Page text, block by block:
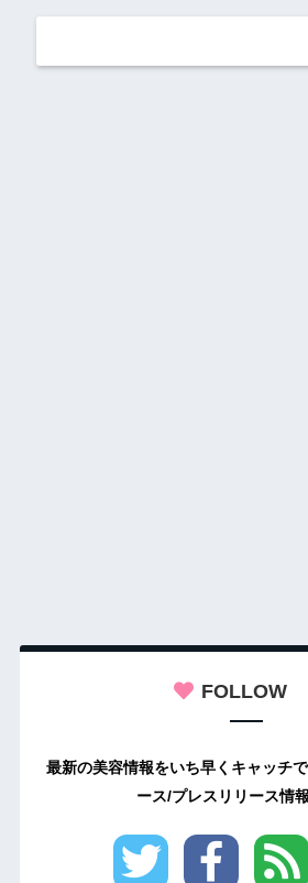
FOLLOW
最新の美容情報をいち早くキャッチ
ース/プレスリリース情